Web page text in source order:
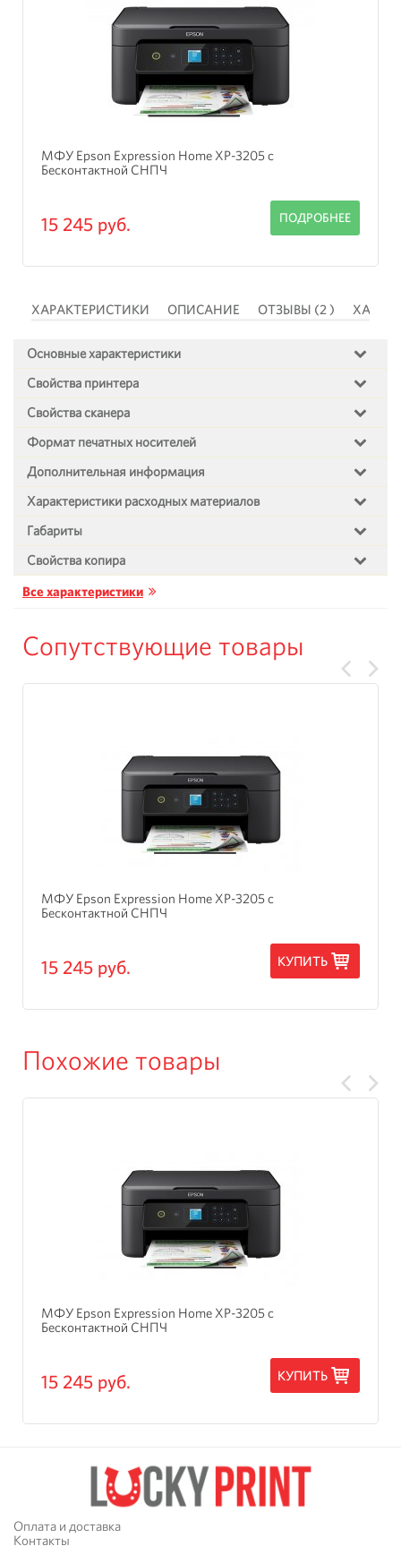
МФУ Epson Expression Home XP-2105 с СНПЧ
Hightech
19 625 руб.
ХАРАКТЕРИСТИКИ ОПИСАНИЕ ОТЗЫВЫ (2 )
Основные характеристики
Свойства принтера
Свойства сканера
Формат печатных носителей
Дополнительная информация
Характеристики расходных материалов
Габариты
Свойства копира
Все характеристики
Сопутствующие товары
МФУ Epson Expression Home XP-3205 с
Бесконтактной СНПЧ
15 245 руб. КУПИТЬ
Похожие товары
МФУ Epson Expression Home XP-3205 с
Бесконтактной СНПЧ
15 245 руб. КУПИТЬ
Оплата и доставка
Контакты